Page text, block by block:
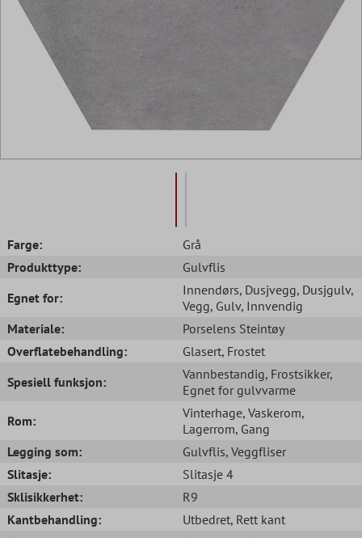
Farge:
Grå
Produkttype:
Gulvflis
Egnet for:
Innendørs, Dusjvegg, Dusjgulv,
Vegg, Gulv, Innvendig
Materiale:
Porselens Steintøy
Overflatebehandling:
Glasert, Frostet
Spesiell funksjon:
Vannbestandig, Frostsikker,
Egnet for gulvvarme
Rom:
Vinterhage, Vaskerom,
Lagerrom, Gang
Legging som:
Gulvflis, Veggfliser
Slitasje:
Slitasje 4
Sklisikkerhet:
R9
Kantbehandling:
Utbedret, Rett kant